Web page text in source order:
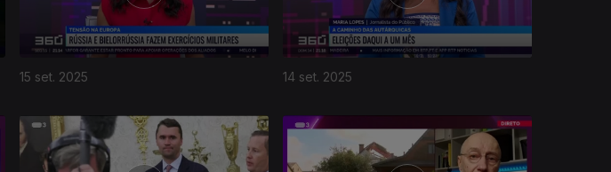
15 set. 2025 14 set. 2025